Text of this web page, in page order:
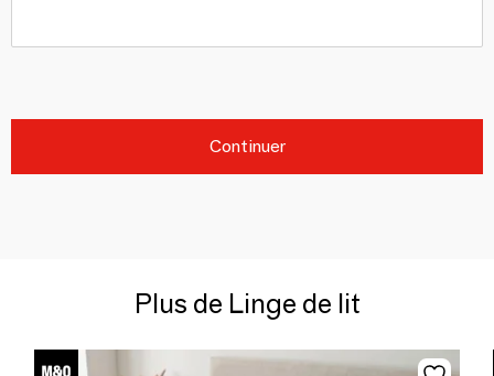
Continuer
Plus de Linge de lit